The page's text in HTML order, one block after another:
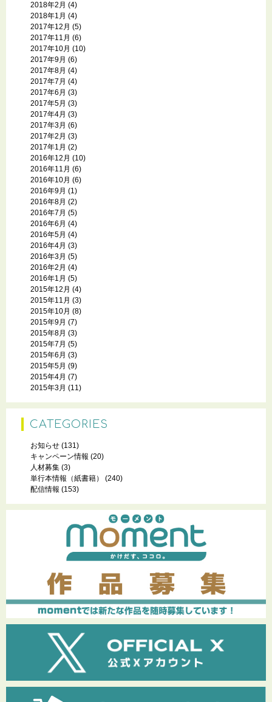
2018年2月 (4)
2018年1月 (4)
2017年12月 (5)
2017年11月 (6)
2017年10月 (10)
2017年9月 (6)
2017年8月 (4)
2017年7月 (4)
2017年6月 (3)
2017年5月 (3)
2017年4月 (3)
2017年3月 (6)
2017年2月 (3)
2017年1月 (2)
2016年12月 (10)
2016年11月 (6)
2016年10月 (6)
2016年9月 (1)
2016年8月 (2)
2016年7月 (5)
2016年6月 (4)
2016年5月 (4)
2016年4月 (3)
2016年3月 (5)
2016年2月 (4)
2016年1月 (5)
2015年12月 (4)
2015年11月 (3)
2015年10月 (8)
2015年9月 (7)
2015年8月 (3)
2015年7月 (5)
2015年6月 (3)
2015年5月 (9)
2015年4月 (7)
2015年3月 (11)
CATEGORIES
お知らせ (131)
キャンペーン情報 (20)
人材募集 (3)
単行本情報（紙書籍）
(240)
配信情報 (153)